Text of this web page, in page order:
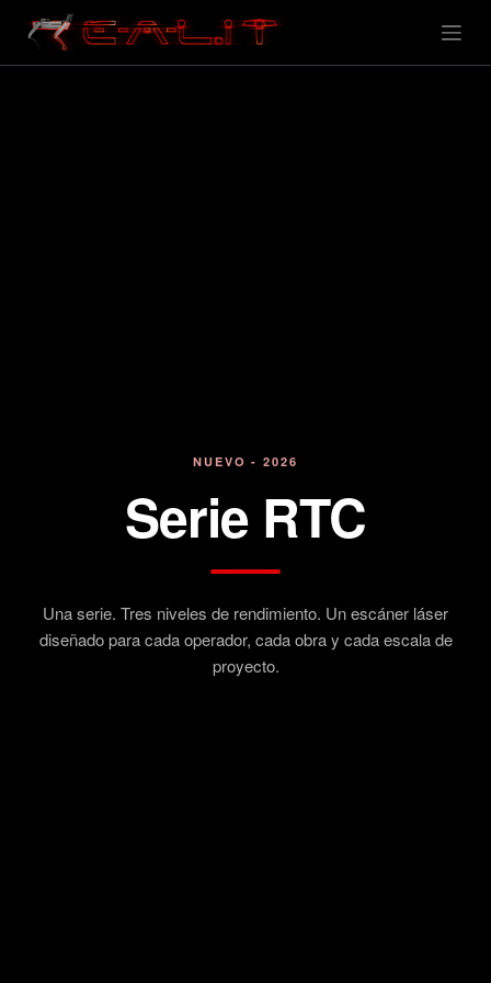
NUEVO - 2026
Serie RTC
Una serie. Tres niveles de rendimiento. Un escáner láser
diseñado para cada operador, cada obra y cada escala de
proyecto.